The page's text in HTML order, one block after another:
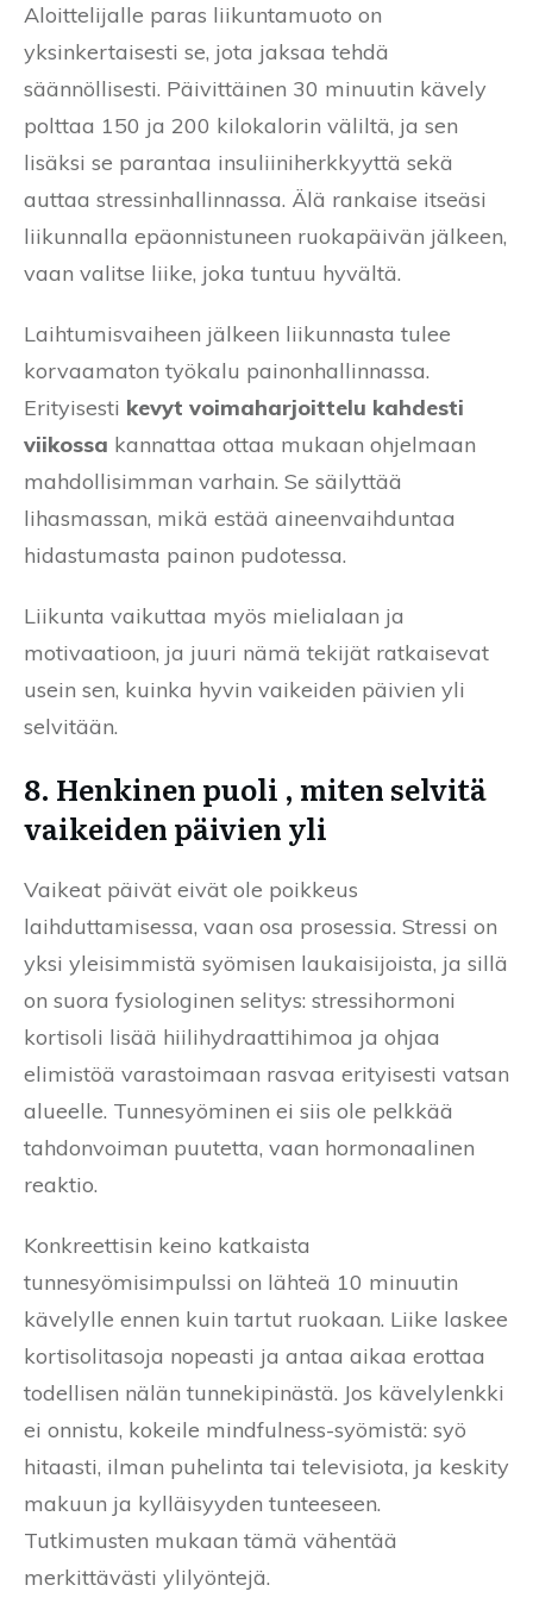
Aloittelijalle paras liikuntamuoto on
yksinkertaisesti se, jota jaksaa tehdä
säännöllisesti. Päivittäinen 30 minuutin kävely
polttaa 150 ja 200 kilokalorin väliltä, ja sen
lisäksi se parantaa insuliiniherkkyyttä sekä
auttaa stressinhallinnassa. Älä rankaise itseäsi
liikunnalla epäonnistuneen ruokapäivän jälkeen,
vaan valitse liike, joka tuntuu hyvältä.
Laihtumisvaiheen jälkeen liikunnasta tulee
korvaamaton työkalu painonhallinnassa.
Erityisesti kevyt voimaharjoittelu kahdesti
viikossa kannattaa ottaa mukaan ohjelmaan
mahdollisimman varhain. Se säilyttää
lihasmassan, mikä estää aineenvaihduntaa
hidastumasta painon pudotessa.
Liikunta vaikuttaa myös mielialaan ja
motivaatioon, ja juuri nämä tekijät ratkaisevat
usein sen, kuinka hyvin vaikeiden päivien yli
selvitään.
8. Henkinen puoli , miten selvitä
vaikeiden päivien yli
Vaikeat päivät eivät ole poikkeus
laihduttamisessa, vaan osa prosessia. Stressi on
yksi yleisimmistä syömisen laukaisijoista, ja sillä
on suora fysiologinen selitys: stressihormoni
kortisoli lisää hiilihydraattihimoa ja ohjaa
elimistöä varastoimaan rasvaa erityisesti vatsan
alueelle. Tunnesyöminen ei siis ole pelkkää
tahdonvoiman puutetta, vaan hormonaalinen
reaktio.
Konkreettisin keino katkaista
tunnesyömisimpulssi on lähteä 10 minuutin
kävelylle ennen kuin tartut ruokaan. Liike laskee
kortisolitasoja nopeasti ja antaa aikaa erottaa
todellisen nälän tunnekipinästä. Jos kävelylenkki
ei onnistu, kokeile mindfulness-syömistä: syö
hitaasti, ilman puhelinta tai televisiota, ja keskity
makuun ja kylläisyyden tunteeseen.
Tutkimusten mukaan tämä vähentää
merkittävästi ylilyöntejä.